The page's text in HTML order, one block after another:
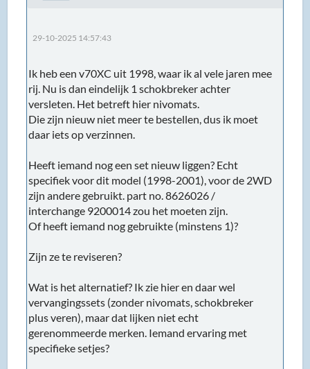
29-10-2025 14:57:43
Ik heb een v70XC uit 1998, waar ik al vele jaren mee
rij. Nu is dan eindelijk 1 schokbreker achter
versleten. Het betreft hier nivomats.
Die zijn nieuw niet meer te bestellen, dus ik moet
daar iets op verzinnen.
Heeft iemand nog een set nieuw liggen? Echt
specifiek voor dit model (1998-2001), voor de 2WD
zijn andere gebruikt. part no. 8626026 /
interchange 9200014 zou het moeten zijn.
Of heeft iemand nog gebruikte (minstens 1)?
Zijn ze te reviseren?
Wat is het alternatief? Ik zie hier en daar wel
vervangingssets (zonder nivomats, schokbreker
plus veren), maar dat lijken niet echt
gerenommeerde merken. Iemand ervaring met
specifieke setjes?